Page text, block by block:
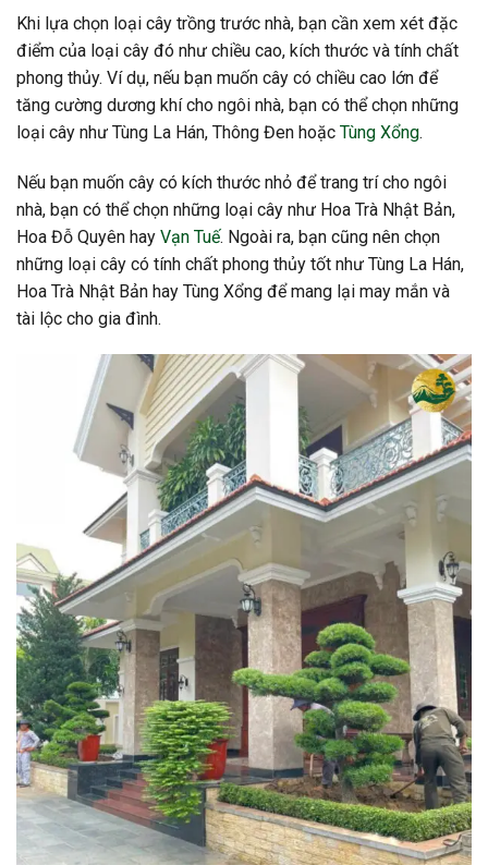
Khi lựa chọn loại cây trồng trước nhà, bạn cần xem xét đặc
điểm của loại cây đó như chiều cao, kích thước và tính chất
phong thủy. Ví dụ, nếu bạn muốn cây có chiều cao lớn để
tăng cường dương khí cho ngôi nhà, bạn có thể chọn những
loại cây như Tùng La Hán, Thông Đen hoặc Tùng Xổng.
Nếu bạn muốn cây có kích thước nhỏ để trang trí cho ngôi
nhà, bạn có thể chọn những loại cây như Hoa Trà Nhật Bản,
Hoa Đỗ Quyên hay Vạn Tuế. Ngoài ra, bạn cũng nên chọn
những loại cây có tính chất phong thủy tốt như Tùng La Hán,
Hoa Trà Nhật Bản hay Tùng Xổng để mang lại may mắn và
tài lộc cho gia đình.